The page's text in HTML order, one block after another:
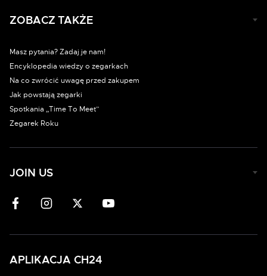
ZOBACZ TAKŻE
Masz pytania? Zadaj je nam!
Encyklopedia wiedzy o zegarkach
Na co zwrócić uwagę przed zakupem
Jak powstają zegarki
Spotkania „Time To Meet”
Zegarek Roku
JOIN US
APLIKACJA CH24